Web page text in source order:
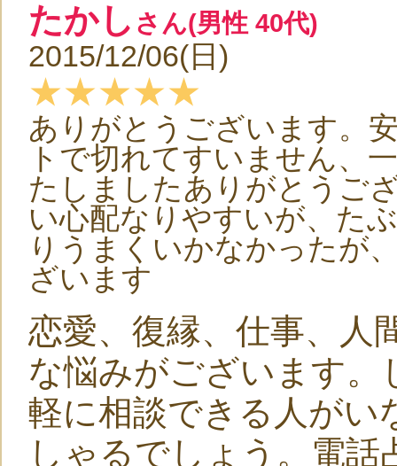
たかし さん(男性 40代)
2015/12/06(日)
★★★★★
ありがとうございます。
トで切れてすいません、
たしましたありがとうご
い心配なりやすいが、た
りうまくいかなかったが
ざいます
恋愛、復縁、仕事、人
な悩みがございます
軽に相談できる人がい
しゃるでしょう。電